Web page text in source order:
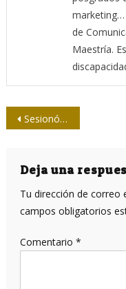
de
Maestría.
Navegación
entradas
Sesionó La Tertulia en la UPEC, dedicada a Fidel
Deja una
Tu dirección de correo
campos obligatorios
Comentario *